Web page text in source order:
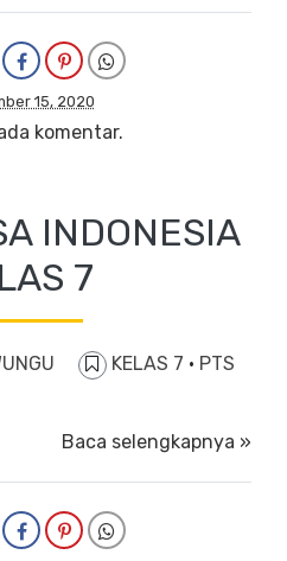
15, 2020
komentar.
INDONESIA
7
KELAS 7 · PTS
Baca selengkapnya »